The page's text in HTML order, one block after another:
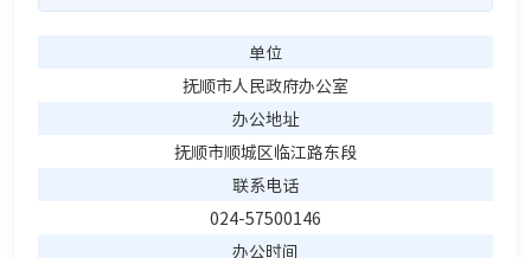
单位
抚顺市人民政府办公室
办公地址
抚顺市顺城区临江路东段
联系电话
024-57500146
办公时间